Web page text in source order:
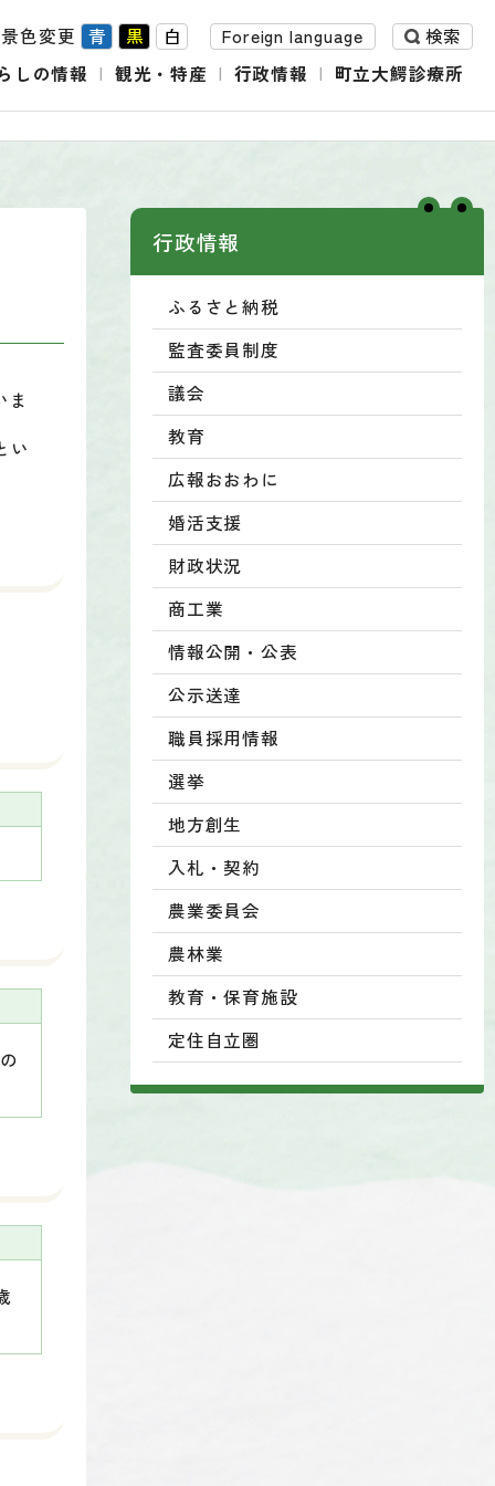
色変更 青 黒 白 Foreign language
検索
しの情報
観光・特産 行政情報 町立大鰐診療所
ま
い
行政情報
ふるさと納税
監査委員制度
議会
教育
広報おおわに
婚活支援
財政状況
商工業
情報公開・公表
公示送達
職員採用情報
選挙
地方創生
入札・契約
農業委員会
農林業
教育・保育施設
定住自立圏